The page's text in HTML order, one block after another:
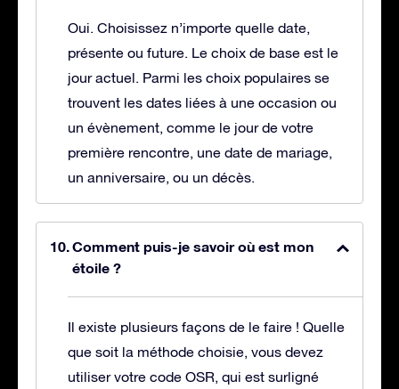
Oui. Choisissez n’importe quelle date,
présente ou future. Le choix de base est le
jour actuel. Parmi les choix populaires se
trouvent les dates liées à une occasion ou
un évènement, comme le jour de votre
première rencontre, une date de mariage,
un anniversaire, ou un décès.
Comment puis-je savoir où est mon
étoile ?
Il existe plusieurs façons de le faire ! Quelle
que soit la méthode choisie, vous devez
utiliser votre code OSR, qui est surligné